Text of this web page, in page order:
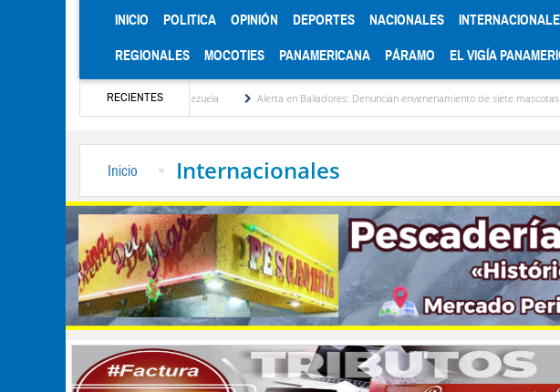
INICIO (CURRENT)
POLITICA OPINIÓN DEPORTES NACIONALES
REGIONALES MOCOTIES PANAMERICANA PÁRAMO EL VIGÍA
RECIENTES
de Venezuela Alerta en Bailadores: Denuncian envenenamiento de siete mascotas en El Rincón de La
Inicio Internacionales